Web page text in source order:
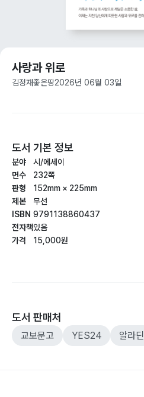
사랑과 위로
김정재좋은땅2026년 06월 03일
도서 기본 정보
분야
면수
판형
제본
ISBN
전자책
가격
시/에세이
232쪽
152mm × 225mm
무선
9791138860437
있음
15,000원
도서 판매처
교보문고 YES24 알라딘